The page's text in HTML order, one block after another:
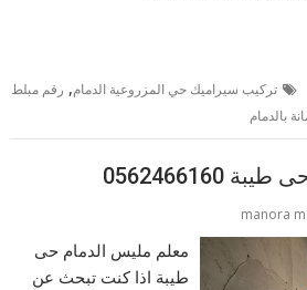
تركيب سيراميك حي المزروعية الدمام, رقم مبلط
بالدمام
manora
معلم مليس الدمام حى
طيبة اذا كنت تبحث عن